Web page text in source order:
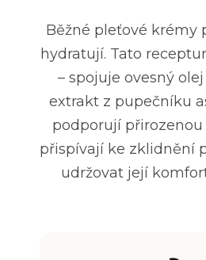
Běžné pleťové krémy
hydratují. Tato
– spojuje ovesný
extrakt z pupečníku
podporují
přispívají ke zklidnění
udržovat její